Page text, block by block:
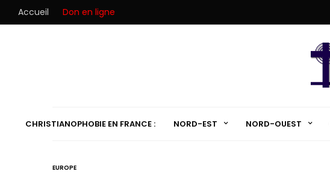
Accueil Don en ligne
CHRISTIANOPHOBIE EN FRANCE : NORD-EST NORD-OUEST
EUROPE